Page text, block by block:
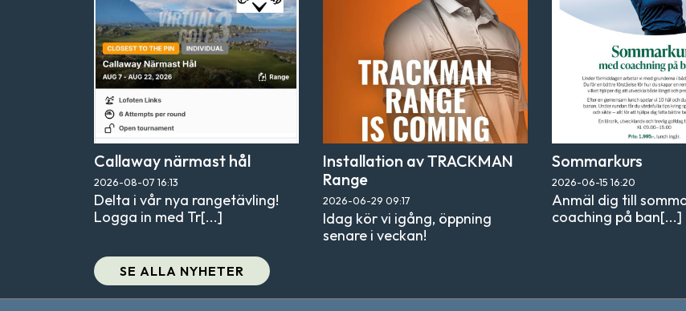
Callaway närmast hål
2026-08-07 16:13
Delta i vår nya rangetävling!
Logga in med Tr[...]
Installation av TRACKMAN
Range
2026-06-29 09:17
Idag kör vi igång, öppning
senare i veckan!
Sommarkurs
2026-06-15 16:20
Anmäl dig till
coaching på ban[...]
SE ALLA NYHETER